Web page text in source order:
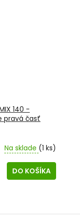
140 -
pravá časť
Na sklade (1 ks)
DO KOŠÍKA